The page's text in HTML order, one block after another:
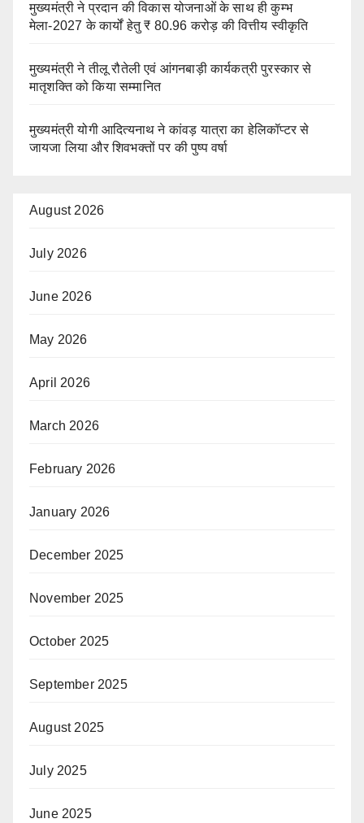
मुख्यमंत्री ने प्रदान की विकास योजनाओं के साथ ही कुम्भ
मेला-2027 के कार्यों हेतु ₹ 80.96 करोड़ की वित्तीय स्वीकृति
मुख्यमंत्री ने तीलू रौतेली एवं आंगनबाड़ी कार्यकत्री पुरस्कार से
मातृशक्ति को किया सम्मानित
मुख्यमंत्री योगी आदित्यनाथ ने कांवड़ यात्रा का हेलिकॉप्टर से
जायजा लिया और शिवभक्तों पर की पुष्प वर्षा
August 2026
July 2026
June 2026
May 2026
April 2026
March 2026
February 2026
January 2026
December 2025
November 2025
October 2025
September 2025
August 2025
July 2025
June 2025